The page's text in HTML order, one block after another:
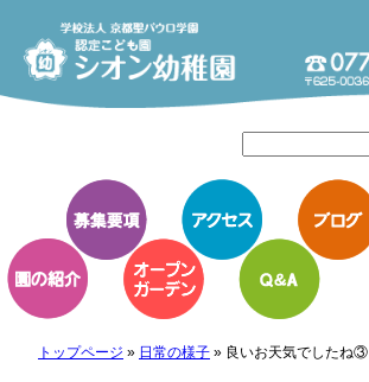
トップページ » 日常の様子» 良いお天気でしたね③